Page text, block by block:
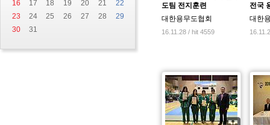
16
17 18 19 20 21
22
23
24 25 26 27 28
29
30
31
도팀 전지훈련
대한용무도협회
16.11.28 / hit 4559
전국
대한